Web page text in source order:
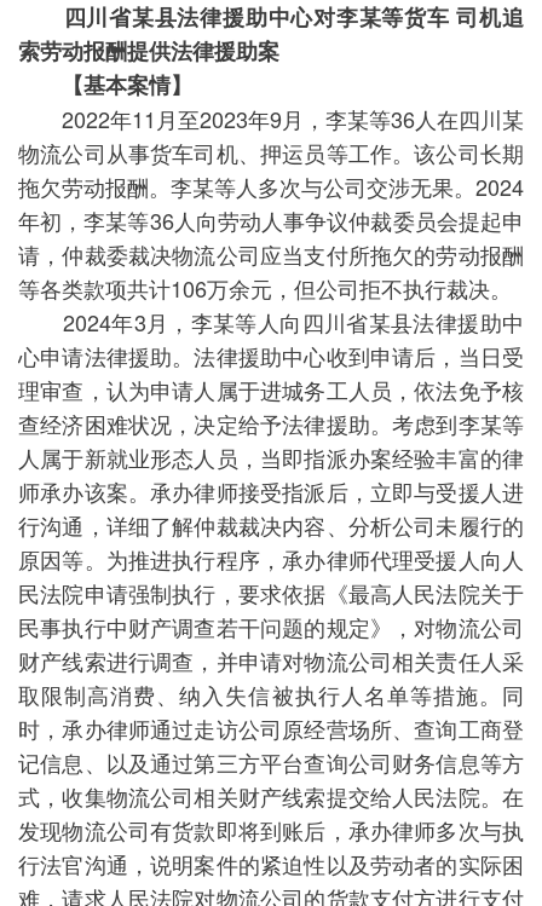
四川省某县法律援助中心对李某等货车 司机追
索劳动报酬提供法律援助案
【基本案情】
2022年11月至2023年9月，李某等36人在四川某
物流公司从事货车司机、押运员等工作。该公司长期
拖欠劳动报酬。李某等人多次与公司交涉无果。2024
年初，李某等36人向劳动人事争议仲裁委员会提起申
请，仲裁委裁决物流公司应当支付所拖欠的劳动报酬
等各类款项共计106万余元，但公司拒不执行裁决。
2024年3月，李某等人向四川省某县法律援助中
心申请法律援助。法律援助中心收到申请后，当日受
理审查，认为申请人属于进城务工人员，依法免予核
查经济困难状况，决定给予法律援助。考虑到李某等
人属于新就业形态人员，当即指派办案经验丰富的律
师承办该案。承办律师接受指派后，立即与受援人进
行沟通，详细了解仲裁裁决内容、分析公司未履行的
原因等。为推进执行程序，承办律师代理受援人向人
民法院申请强制执行，要求依据《最高人民法院关于
民事执行中财产调查若干问题的规定》，对物流公司
财产线索进行调查，并申请对物流公司相关责任人采
取限制高消费、纳入失信被执行人名单等措施。同
时，承办律师通过走访公司原经营场所、查询工商登
记信息、以及通过第三方平台查询公司财务信息等方
式，收集物流公司相关财产线索提交给人民法院。在
发现物流公司有货款即将到账后，承办律师多次与执
行法官沟通，说明案件的紧迫性以及劳动者的实际困
难，请求人民法院对物流公司的货款支付方进行支付